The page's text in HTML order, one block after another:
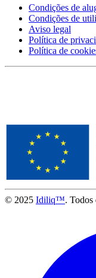
Condições de
Condições de
Aviso legal
Política de
Política de
© 2025 Idiliq™. Todos